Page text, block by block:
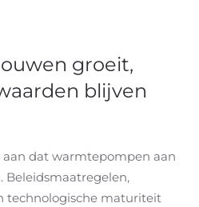
groeit,
blijven
dat warmtepompen aan
Beleidsmaatregelen,
technologische maturiteit